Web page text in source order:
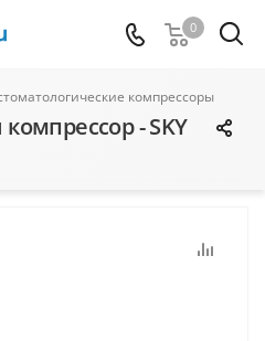
0
компрессоры
- SKY